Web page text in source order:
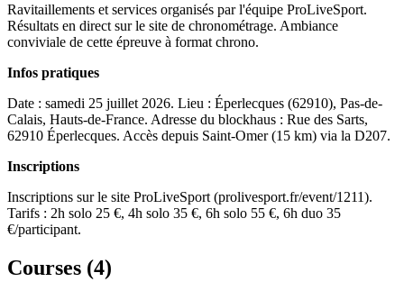
Ravitaillements et services organisés par l'équipe ProLiveSport.
Résultats en direct sur le site de chronométrage. Ambiance
conviviale de cette épreuve à format chrono.
Infos pratiques
Date : samedi 25 juillet 2026. Lieu : Éperlecques (62910), Pas-de-
Calais, Hauts-de-France. Adresse du blockhaus : Rue des Sarts,
62910 Éperlecques. Accès depuis Saint-Omer (15 km) via la D207.
Inscriptions
Inscriptions sur le site ProLiveSport (prolivesport.fr/event/1211).
Tarifs : 2h solo 25 €, 4h solo 35 €, 6h solo 55 €, 6h duo 35
€/participant.
Courses (4)